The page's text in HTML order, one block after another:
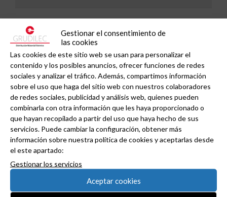
Gestionar el consentimiento de
las cookies
Las cookies de este sitio web se usan para personalizar el
contenido y los posibles anuncios, ofrecer funciones de redes
sociales y analizar el tráfico. Además, compartimos información
sobre el uso que haga del sitio web con nuestros colaboradores
de redes sociales, publicidad y análisis web, quienes pueden
combinarla con otra información que les haya proporcionado o
que hayan recopilado a partir del uso que haya hecho de sus
servicios. Puede cambiar la configuración, obtener más
información sobre nuestra política de cookies y aceptarlas desde
el este apartado:
Gestionar los servicios
Aceptar cookies
Recibe nuestras noticias a tu email
Newsletter GRUDILEC: